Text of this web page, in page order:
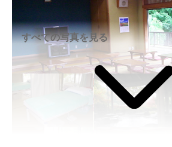
すべての写真を見る